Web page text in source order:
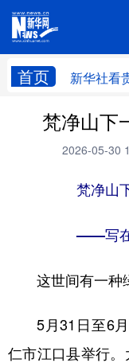
首页 新华社看
新华社看贵州
贵州要闻 贵
融媒联播
六盘水
黔南
梵净山下
2026-05-30
梵净山
——写在
这世间有一种绿
5月31日至6月
仁市江口县举行